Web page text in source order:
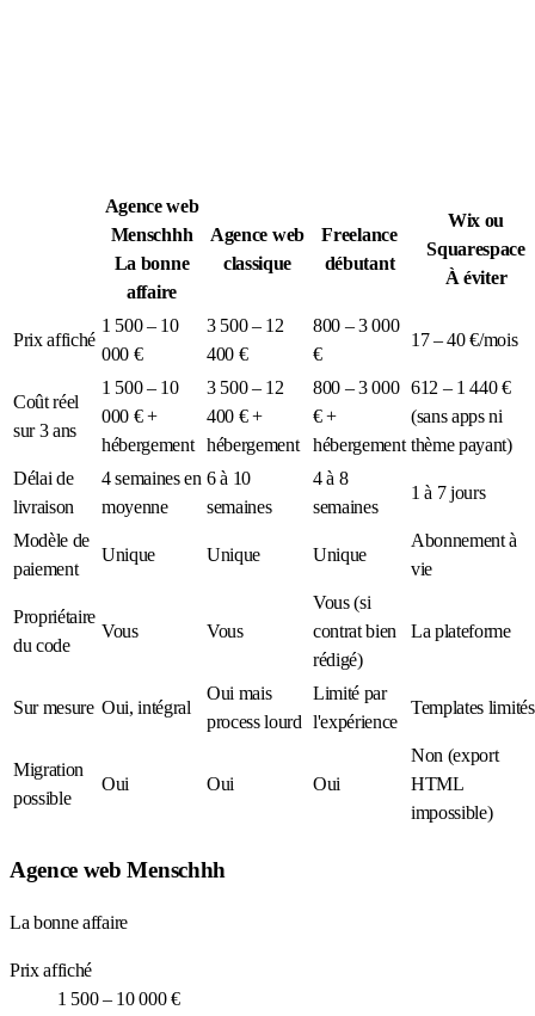
Agence web
Menschhh
La bonne
affaire
Agence web
classique
Freelance
débutant
Wix ou
Squarespace
À éviter
Prix affiché
1 500 – 10
000 €
3 500 – 12
400 €
800 – 3 000
€
17 – 40 €/mois
Coût réel
sur 3 ans
1 500 – 10
000 € +
hébergement
3 500 – 12
400 € +
hébergement
800 – 3 000
€ +
hébergement
612 – 1 440 €
(sans apps ni
thème payant)
Délai de
livraison
4 semaines en
moyenne
6 à 10
semaines
4 à 8
semaines
1 à 7 jours
Modèle de
paiement
Unique Unique Unique
Abonnement à
vie
Propriétaire
du code
Vous Vous
Vous (si
contrat bien
rédigé)
La plateforme
Sur mesure Oui, intégral
Oui mais
process lourd
Limité par
l'expérience
Templates limités
Migration
possible
Oui Oui Oui
Non (export
HTML
impossible)
Agence web Menschhh
La bonne affaire
Prix affiché
1 500 – 10 000 €